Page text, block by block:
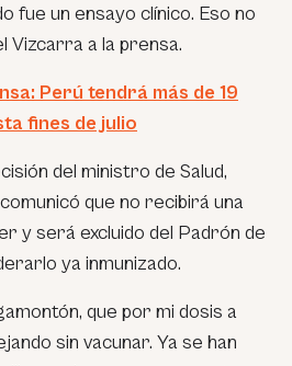
fue un ensayo clínico. Eso no
Vizcarra a la prensa.
Perú tendrá más de 19
fines de julio
del ministro de Salud,
que no recibirá una
y será excluido del Padrón de
ya inmunizado.
que por mi dosis a
sin vacunar. Ya se han